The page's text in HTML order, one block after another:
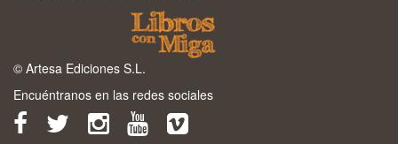
© Artesa Ediciones S.L.
Encuéntranos en las redes sociales